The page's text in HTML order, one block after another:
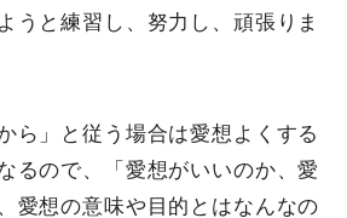
うと練習し、努力し、頑張りま
ら」と従う場合は愛想よくする
るので、「愛想がいいのか、愛
愛想の意味や目的とはなんなの